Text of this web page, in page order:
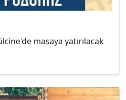
masaya yatırılacak